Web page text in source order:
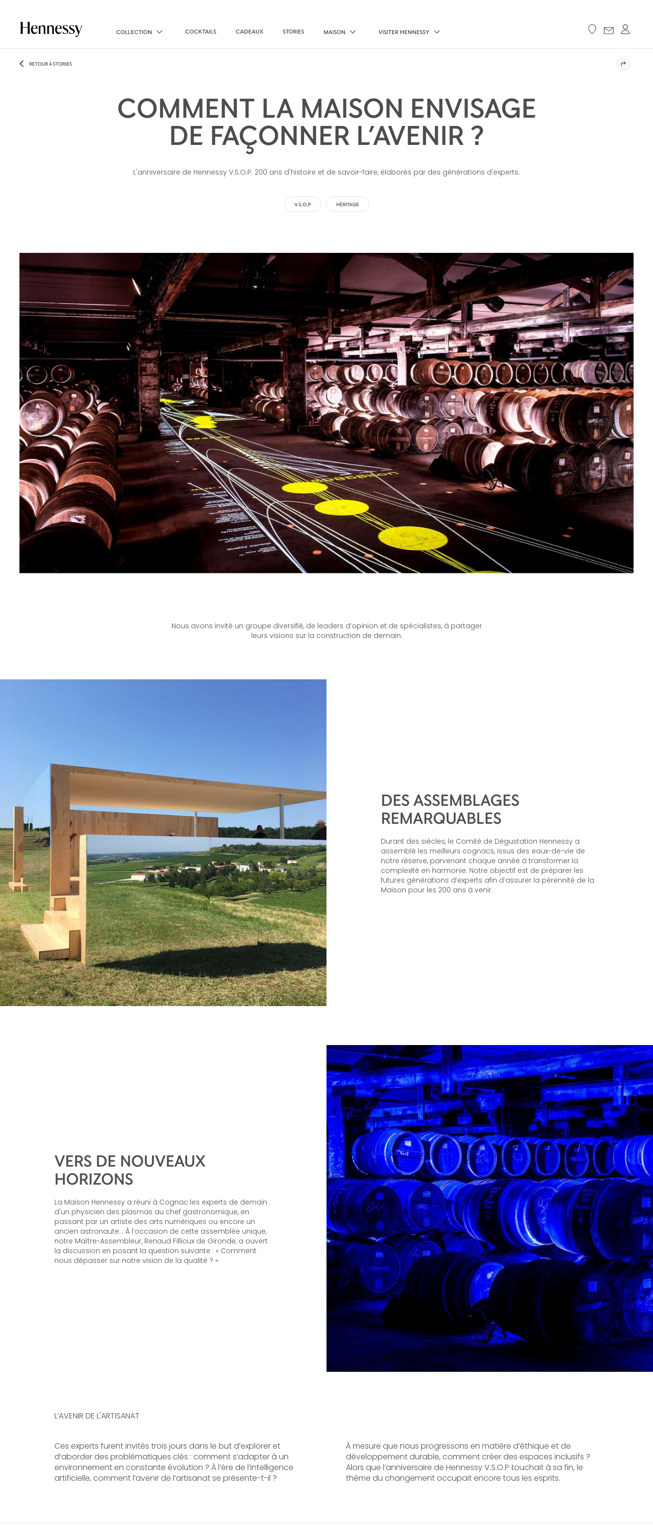
COLLECTION COCKTAILS CADEAUX STORIES MAISON VISITER HENNESSY
RETOUR À STORIES
COMMENT LA MAISON ENVISAGE
DE FAÇONNER L’AVENIR ?
L'anniversaire de Hennessy V.S.O.P. 200 ans d'histoire et de savoir-faire, élaborés par des générations d'experts.
V.S.O.P HÉRITAGE
Nous avons invité un groupe diversifié, de leaders d’opinion et de spécialistes, à partager
leurs visions sur la construction de demain.
DES ASSEMBLAGES
REMARQUABLES
Durant des siècles, le Comité de Dégustation Hennessy a
assemblé les meilleurs cognacs, issus des eaux-de-vie de
notre réserve, parvenant chaque année à transformer la
complexité en harmonie. Notre objectif est de préparer les
futures générations d’experts afin d’assurer la pérennité de la
Maison pour les 200 ans à venir.
VERS DE NOUVEAUX
HORIZONS
La Maison Hennessy a réuni à Cognac les experts de demain :
d'un physicien des plasmas au chef gastronomique, en
passant par un artiste des arts numériques ou encore un
ancien astronaute… À l’occasion de cette assemblée unique,
notre Maître-Assembleur, Renaud Fillioux de Gironde, a ouvert
la discussion en posant la question suivante : « Comment
nous dépasser sur notre vision de la qualité ? »
L’AVENIR DE L'ARTISANAT
Ces experts furent invités trois jours dans le but d’explorer et
d’aborder des problématiques clés : comment s’adapter à un
environnement en constante évolution ? À l’ère de l’intelligence
artificielle, comment l’avenir de l’artisanat se présente-t-il ?
À mesure que nous progressons en matière d’éthique et de
développement durable, comment créer des espaces inclusifs ?
Alors que l’anniversaire de Hennessy V.S.O.P touchait à sa fin, le
thème du changement occupait encore tous les esprits.